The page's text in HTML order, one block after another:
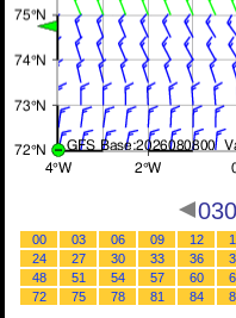
030
00 03 06 09 12
24
27 30 33 36
48
51 54 57 60
72
75 78 81 84